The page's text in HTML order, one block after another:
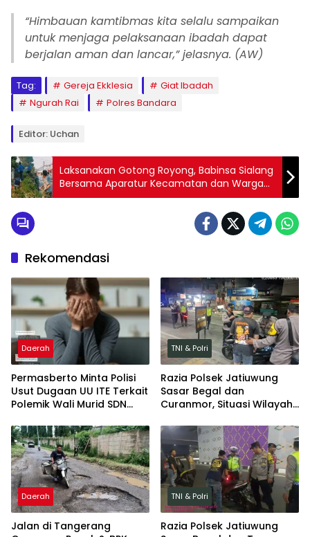
“Himbauan kamtibmas kita selalu sampaikan
untuk menjaga pelaksanaan ibadah dapat
berjalan aman dan lancar,” jelasnya. (AW)
Tag: Gereja Ekklesia
Giat Ibadah
Ngurah Rai
Polres Bandara
Editor: Uchan
Laksanakan Gotong Royong, Babinsa Sialang
Bersama Aparatur Kecamatan dan Warga
Bersihkan Lingkungan
Rekomendasi
Daerah
Permasberto Minta Polisi
Usut Dugaan UU ITE Terkait
Polemik Wali Murid SDN
TNI & Polri
Razia Polsek Jatiuwung
Sasar Begal dan
Curanmor, Situasi Wilayah
Daerah
Jalan di Tangerang
TNI & Polri
Razia Polsek Jatiuwung